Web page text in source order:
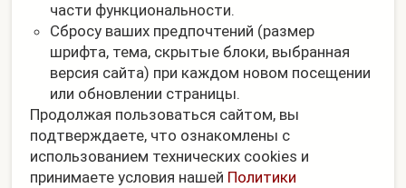
части функциональности.
Сбросу ваших предпочтений (размер
шрифта, тема, скрытые блоки, выбранная
версия сайта) при каждом новом посещении
или обновлении страницы.
Продолжая пользоваться сайтом, вы
подтверждаете, что ознакомлены с
использованием технических cookies и
принимаете условия нашей Политики